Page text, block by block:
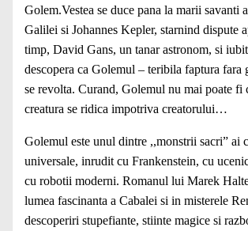
Golem.Vestea se duce pana la marii savanti
Galilei si Johannes Kepler, starnind dispute
timp, David Gans, un tanar astronom, si
descopera ca Golemul – teribila faptura fara
se revolta. Curand, Golemul nu mai poate fi
creatura se ridica impotriva creatorului…
Golemul este unul dintre ,,monstrii sacri” ai
universale, inrudit cu Frankenstein, cu
cu robotii moderni. Romanul lui Marek
lumea fascinanta a Cabalei si in misterele
descoperiri stupefiante, stiinte magice si